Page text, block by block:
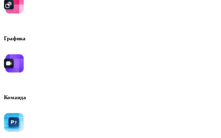
Графика
Команда